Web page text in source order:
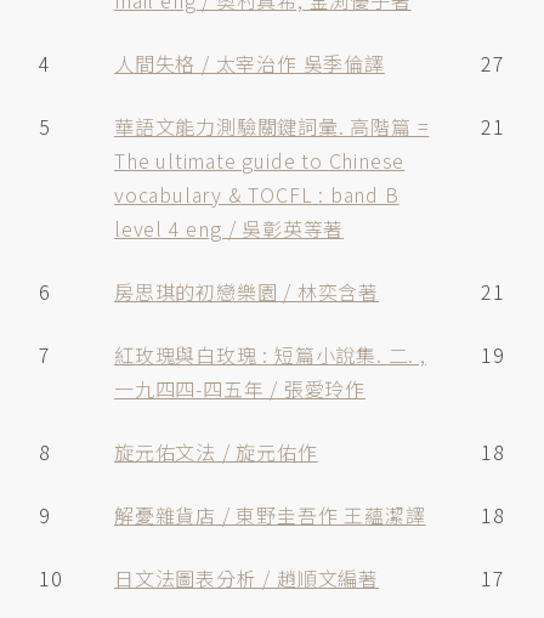
4 人間失格 / 太宰治作 吳季倫譯 27
5
華語文能力測驗關鍵詞彙. 高階篇 =
The ultimate guide to Chinese
vocabulary & TOCFL : band B
level 4 eng / 吳彰英等著
21
6 房思琪的初戀樂園 / 林奕含著 21
7
紅玫瑰與白玫瑰 : 短篇小說集. 二. ,
一九四四-四五年 / 張愛玲作
19
8 旋元佑文法 / 旋元佑作 18
9 解憂雜貨店 / 東野圭吾作 王蘊潔譯 18
10 日文法圖表分析 / 趙順文編著 17